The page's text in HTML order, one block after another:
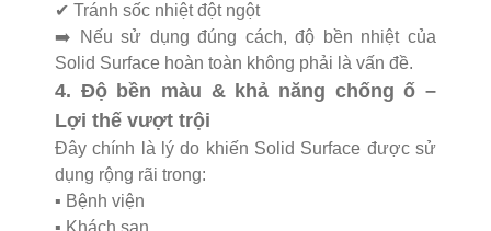
✔ Tránh sốc nhiệt đột ngột
➡️ Nếu sử dụng đúng cách, độ bền nhiệt của
Solid Surface hoàn toàn không phải là vấn đề.
4. Độ bền màu & khả năng chống ố –
Lợi thế vượt trội
Đây chính là lý do khiến Solid Surface được sử
dụng rộng rãi trong:
▪️ Bệnh viện
▪️ Khách sạn